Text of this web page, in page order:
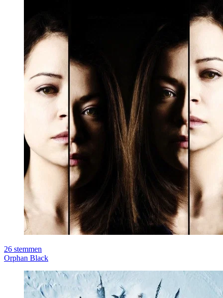
26 stemmen
Orphan Black